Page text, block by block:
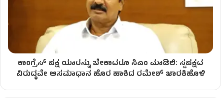
ಕಾಂಗ್ರೆಸ್ ಪಕ್ಷ ಯಾರನ್ನು ಬೇಕಾದರೂ ಸಿಎಂ ಮಾಡಿಲಿ: ಸ್ವಪಕ್ಷದ
ವಿರುದ್ಧವೇ ಅಸಮಾಧಾನ ಹೊರ ಹಾಕಿದ ರಮೇಶ್​​ ಜಾರಕಿಹೊಳಿ